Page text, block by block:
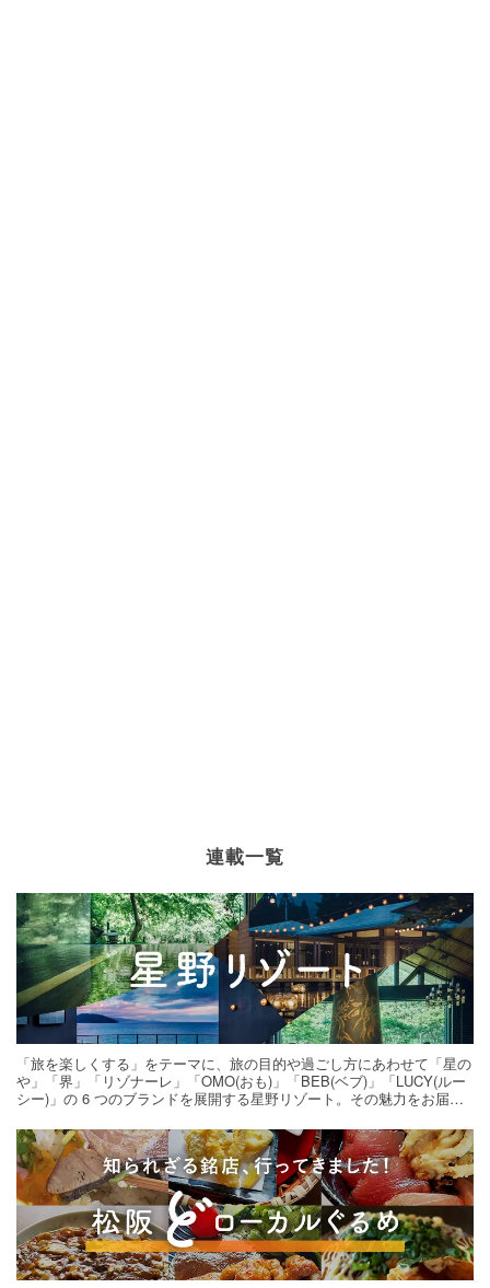
連載一覧
「旅を楽しくする」をテーマに、旅の目的や過ごし方にあわせて「星の
や」「界」「リゾナーレ」「OMO(おも)」「BEB(ベブ)」「LUCY(ルー
シー)」の 6 つのブランドを展開する星野リゾート。その魅力をお届け